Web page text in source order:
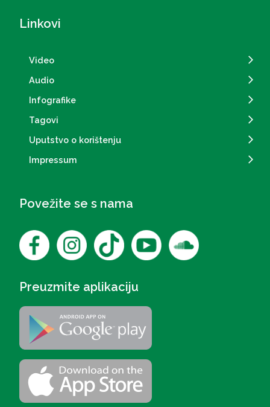
Linkovi
Video
Audio
Infografike
Tagovi
Uputstvo o korištenju
Impressum
Povežite se s nama
Preuzmite aplikaciju